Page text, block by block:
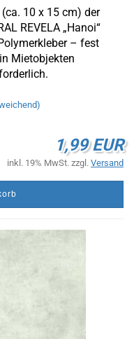
10 x 15 cm) der
REVELA „Hanoi“
– fest
Mietobjekten
1,99 EUR
inkl. 19% MwSt. zzgl. Versand